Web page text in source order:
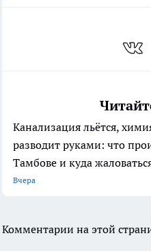
Канализация льётся,
разводит руками: что
Тамбове и куда
Вчера
Комментарии на этой